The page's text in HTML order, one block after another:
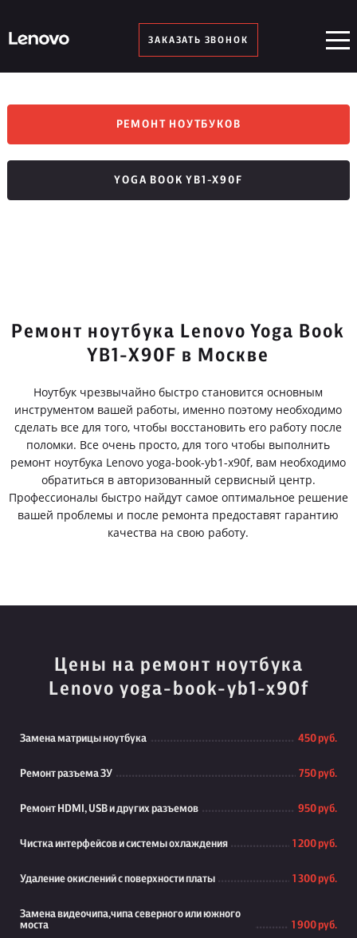
ЗАКАЗАТЬ ЗВОНОК
РЕМОНТ НОУТБУКОВ
YOGA BOOK YB1-X90F
Ремонт ноутбука Lenovo Yoga Book
YB1-X90F в Москве
Ноутбук чрезвычайно быстро становится основным
инструментом вашей работы, именно поэтому необходимо
сделать все для того, чтобы восстановить его работу после
поломки. Все очень просто, для того чтобы выполнить
ремонт ноутбука Lenovo yoga-book-yb1-x90f, вам необходимо
обратиться в авторизованный сервисный центр.
Профессионалы быстро найдут самое оптимальное решение
вашей проблемы и после ремонта предоставят гарантию
качества на свою работу.
Цены на ремонт ноутбука
Lenovo yoga-book-yb1-x90f
Замена матрицы ноутбука 450 руб.
Ремонт разъема ЗУ 750 руб.
Ремонт HDMI, USB и других разъемов 950 руб.
Чистка интерфейсов и системы охлаждения 1 200 руб.
Удаление окислений с поверхности платы 1 300 руб.
Замена видеочипа,чипа северного или южного
моста
1 900 руб.